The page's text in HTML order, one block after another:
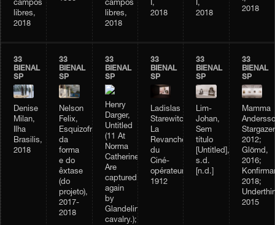
campos
libres,
2018
campos
libres,
2018
I,
2018
I,
2018
2018
33
BIENAL
SP
Denise
Milan,
Ilha
Brasilis,
2018
33
BIENAL
SP
Nelson
Felix,
Esquizofrenia
da
forma
e do
êxtase
(do
projeto),
2017-
2018
33
BIENAL
SP
Henry
Darger,
Untitled
(11 At
Norma
Catherine.
Are
captured
again
by
Glandelinian
cavalry.);
33
BIENAL
SP
Ladislas
Starewitch,
La
Revanche
du
Ciné-
opérateur,
1912
33
BIENAL
SP
Lim-
Johan,
Sem
título
[Untitled],
s.d.
[n.d.]
33
BIENAL
SP
Mamma
2012;
Glömd,
2016;
2018;
2015